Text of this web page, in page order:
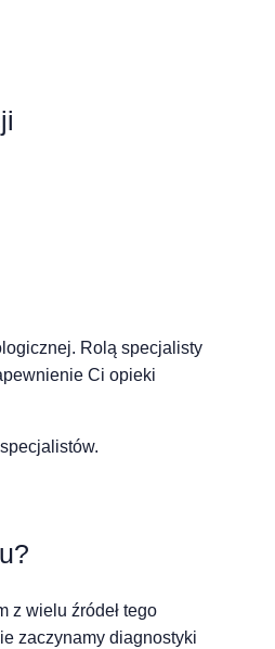
Rolą specjalisty
Ci opieki
z wielu źródeł tego
zaczynamy diagnostyki